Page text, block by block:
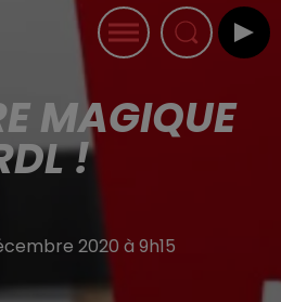
MAGIQUE
!
2020 à 9h15